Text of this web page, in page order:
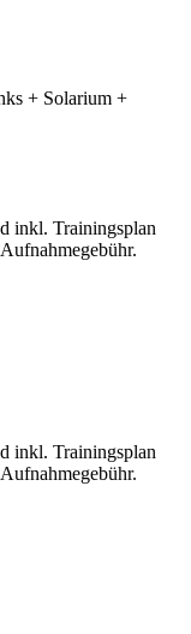
+ Solarium +
inkl. Trainingsplan
inkl. Trainingsplan